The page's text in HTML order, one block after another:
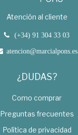
Atención al cliente
(+34) 91 304 33 03
atencion@marcialpons.es
¿DUDAS?
Como comprar
Preguntas frecuentes
Política de privacidad